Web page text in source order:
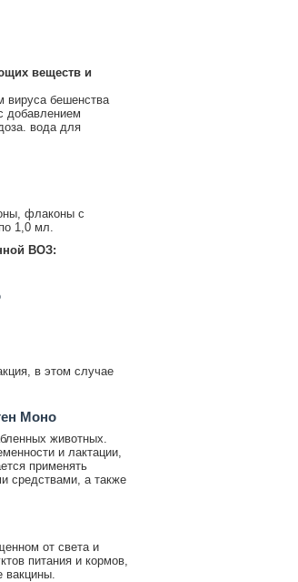
веществ и
вируса бешенства
добавлением
вода для
флаконы с
1,0 мл.
ВОЗ:
в этом случае
Моно
животных.
и лактации,
применять
средствами, а также
от света и
питания и кормов,
вакцины.